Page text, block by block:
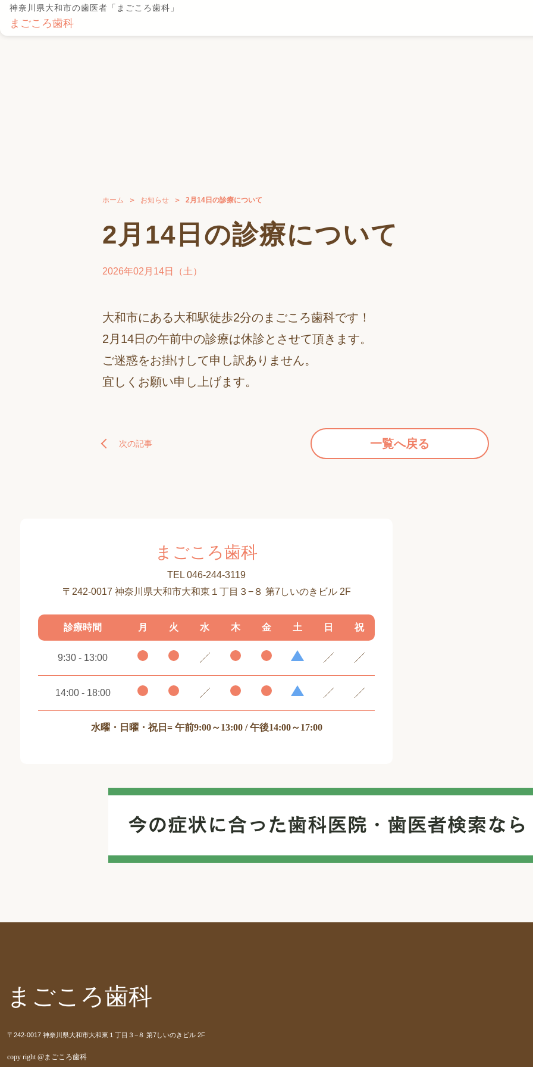
神奈川県大和市の歯医者「まごころ歯科」
まごころ歯科
ホーム お知らせ 2月14日の診療について
2月14日の診療について
2026年02月14日（土）
大和市にある大和駅徒歩2分のまごころ歯科です！
2月14日の午前中の診療は休診とさせて頂きます。
ご迷惑をお掛けして申し訳ありません。
宜しくお願い申し上げます。
次の記事 一覧へ戻る
まごころ歯科
TEL 046-244-3119
〒242-0017 神奈川県大和市大和東１丁目３−８ 第7しいのきビル 2F
診療時間 月 火 水 木 金 土 日 祝
9:30 - 13:00
14:00 - 18:00
水曜・日曜・祝日 = 午前9:00～13:00 / 午後14:00～17:00
まごころ歯科
〒242-0017 神奈川県大和市大和東１丁目３−８ 第7しいのきビル 2F
copy right @まごころ歯科